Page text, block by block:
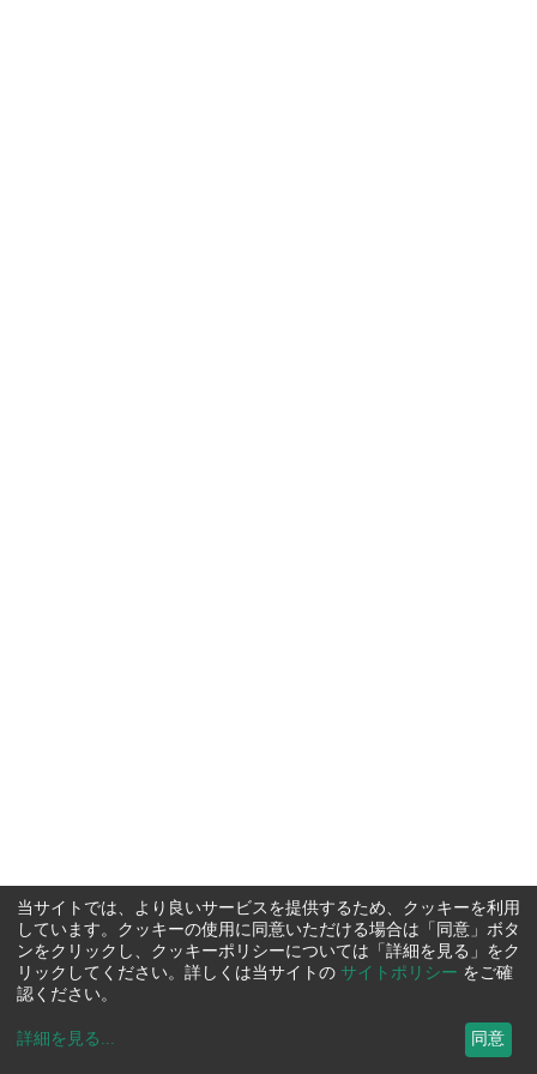
当サイトでは、より良いサービスを提供するため、クッキーを利用
しています。クッキーの使用に同意いただける場合は「同意」ボタ
ンをクリックし、クッキーポリシーについては「詳細を見る」をク
リックしてください。詳しくは当サイトの サイトポリシー をご確
認ください。
詳細を見る ... 同意